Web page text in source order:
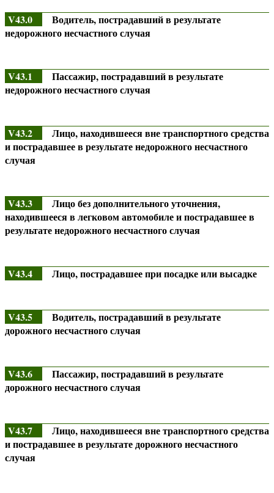
V43.0
Водитель, пострадавший в результате
недорожного несчастного случая
V43.1
Пассажир, пострадавший в результате
недорожного несчастного случая
V43.2
Лицо, находившееся вне транспортного средства
и пострадавшее в результате недорожного несчастного
случая
V43.3
Лицо без дополнительного уточнения,
находившееся в легковом автомобиле и пострадавшее в
результате недорожного несчастного случая
V43.4 Лицо, пострадавшее при посадке или высадке
V43.5
Водитель, пострадавший в результате
дорожного несчастного случая
V43.6
Пассажир, пострадавший в результате
дорожного несчастного случая
V43.7
Лицо, находившееся вне транспортного средства
и пострадавшее в результате дорожного несчастного
случая